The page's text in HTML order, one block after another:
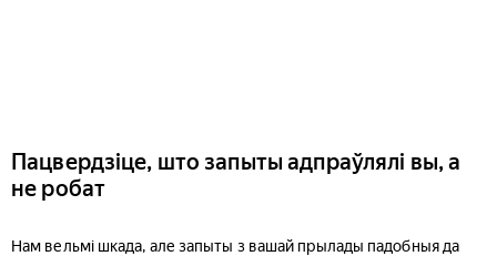
Пацвердзіце, што запыты адпраўлялі вы, а
не робат
Нам вельмі шкада, але запыты з вашай прылады падобныя да